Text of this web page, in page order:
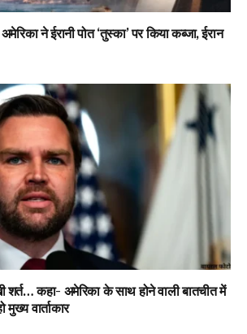
ने ईरानी पोत ‘तुस्का’ पर किया कब्जा, ईरान
कहा- अमेरिका के साथ होने वाली बातचीत में
मुख्य वार्ताकार